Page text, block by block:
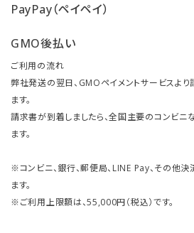
PayPay（ペイペイ）
GMO後払い
ご利用の流れ
弊社発送の翌日、GMOペイメントサービスよ
ます。
請求書が到着しましたら、全国主要のコンビニ
ます。
※コンビニ、銀行、郵便局、LINE Pay、その他
ます。
※ご利用上限額は、55,000円（税込）です。